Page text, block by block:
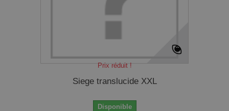
Prix réduit !
Siege translucide XXL
Disponible